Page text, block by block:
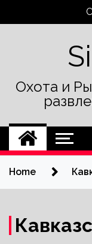
Охота и
Home